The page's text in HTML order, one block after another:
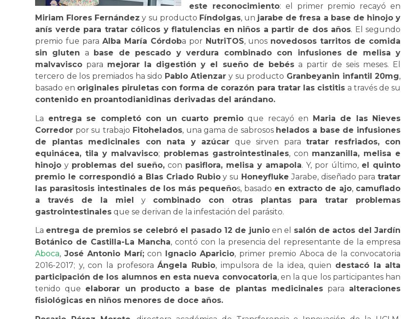
este reconocimiento: el primer premio recayó en
Miriam Flores Fernández y su producto Fíndolgas, un jarabe de fresa a base de hinojo y
anís verde para tratar cólicos y flatulencias en niños a partir de dos años. El segundo
premio fue para Alba María Córdoba por NutriTOS, unos novedosos tarritos de comida
sin gluten a
base de pescado y verdura combinado con infusiones de melisa y
malvavisco para mejorar la digestión y el sueño de bebésa partir de seis meses. El
tercero de los premiados ha sido Pablo Atienzar y su producto Granbeyanin infantil 20mg,
basado en originales piruletas con forma de corazón para tratar las cistitis a través de su
contenido en proantodianidinas derivadas del arándano.
La entrega se completó con un cuarto premioque recayó en Maria de las Nieves
Corredor por su trabajo Fitohelados, una gama de sabrosos helados a base de infusiones
de plantas medicinales con nata y azúcar que sirven paratratar resfriados, con
equinácea, tila y malvavisco; problemas gastrointestinales, con manzanilla, melisa e
hinojo y problemas del sueño, con pasiflora, melisa y amapola. Y, por último, el quinto
premio le correspondió a Blas Criado Rubioy su Honeyfluke Jarabe, diseñado paratratar
las parasitosis intestinales de los más pequeños, basado en extracto de ajo, camuflado
a través de la miel y combinado con otras plantas para tratar problemas
gastrointestinales que se derivan de la infestación del parásito.
La entrega de premios se celebró el pasado 12 de junioen el salón de actos del Jardín
Botánico de Castilla-La Mancha, contó con la presencia del representante de la empresa
Aboca, José Antonio Marí;con Ignacio Aparicio, primer premio Aboca de la convocatoria
2016-2017; y, con la profesoraÁngela Rubio, impulsora de la idea, quien destacó la alta
participación de los alumnos en esta nueva convocatoria, en la que los participantes han
tenido que elaborar un producto a base de plantas medicinalespara alteraciones
fisiológicas en niños menores de doce años.